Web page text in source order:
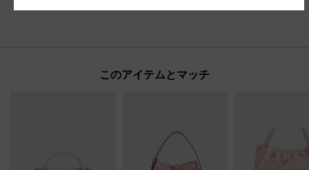
このアイテムとマッチ